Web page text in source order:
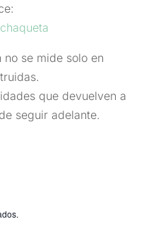
se mide solo en
que devuelven a
seguir adelante.